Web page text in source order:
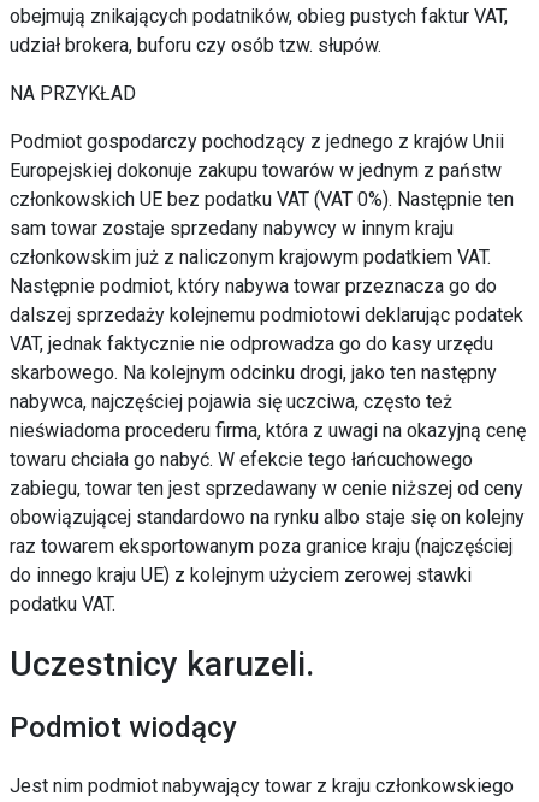
obejmują znikających podatników, obieg pustych faktur VAT,
udział brokera, buforu czy osób tzw. słupów.
NA PRZYKŁAD
Podmiot gospodarczy pochodzący z jednego z krajów Unii
Europejskiej dokonuje zakupu towarów w jednym z państw
członkowskich UE bez podatku VAT (VAT 0%). Następnie ten
sam towar zostaje sprzedany nabywcy w innym kraju
członkowskim już z naliczonym krajowym podatkiem VAT.
Następnie podmiot, który nabywa towar przeznacza go do
dalszej sprzedaży kolejnemu podmiotowi deklarując podatek
VAT, jednak faktycznie nie odprowadza go do kasy urzędu
skarbowego. Na kolejnym odcinku drogi, jako ten następny
nabywca, najczęściej pojawia się uczciwa, często też
nieświadoma procederu firma, która z uwagi na okazyjną cenę
towaru chciała go nabyć. W efekcie tego łańcuchowego
zabiegu, towar ten jest sprzedawany w cenie niższej od ceny
obowiązującej standardowo na rynku albo staje się on kolejny
raz towarem eksportowanym poza granice kraju (najczęściej
do innego kraju UE) z kolejnym użyciem zerowej stawki
podatku VAT.
Uczestnicy karuzeli.
Podmiot wiodący
Jest nim podmiot nabywający towar z kraju członkowskiego